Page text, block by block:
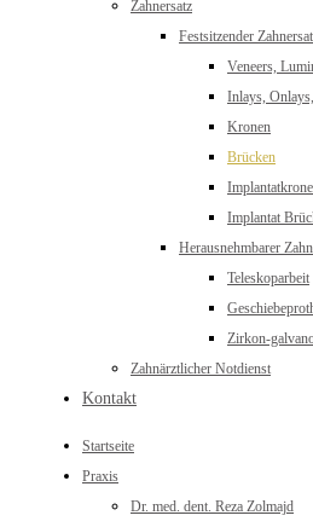
Zahnersatz
Festsitzender
Veneers,
Inlays,
Kronen
Brücken
Implantat
Herausnehmbarer
Teleskoparbeit
Zirkon-
Zahnärztlicher Notdienst
Kontakt
Startseite
Praxis
Dr. med. dent. Reza Zolmajd